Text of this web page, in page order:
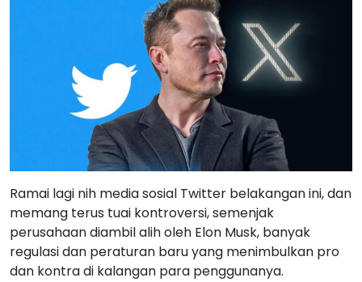
Ramai lagi nih media sosial Twitter belakangan ini, dan
memang terus tuai kontroversi, semenjak
perusahaan diambil alih oleh Elon Musk, banyak
regulasi dan peraturan baru yang menimbulkan pro
dan kontra di kalangan para penggunanya.